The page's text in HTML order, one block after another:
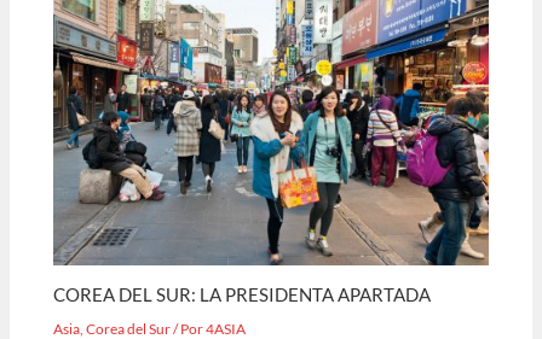
COREA DEL SUR: LA PRESIDENTA APARTADA
Asia ,Corea del Sur/ Por4ASIA